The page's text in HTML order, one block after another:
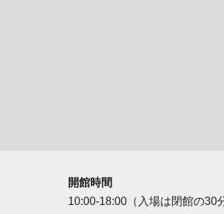
開館時間
10:00-18:00（入場は閉館の30